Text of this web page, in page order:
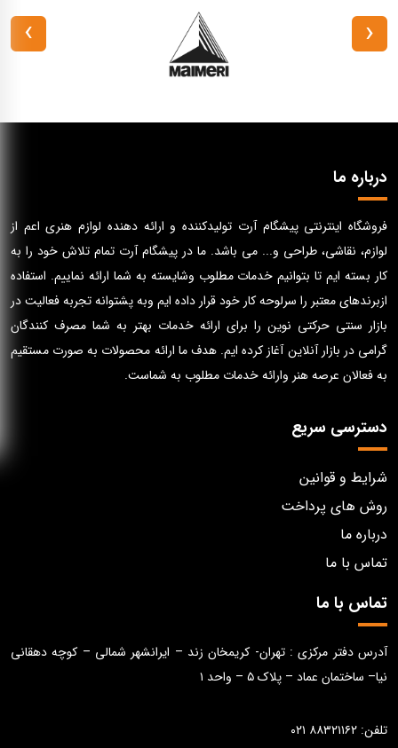
‹
›
درباره ما
فروشگاه اینترنتی پیشگام آرت تولیدکننده و ارائه دهنده لوازم هنری اعم از
لوازم، نقاشی، طراحی و... می باشد. ما در پیشگام آرت تمام تلاش خود را به
کار بسته ایم تا بتوانیم خدمات مطلوب وشایسته به شما ارائه نماییم. استفاده
ازبرندهای معتبر را سرلوحه کار خود قرار داده ایم وبه پشتوانه تجربه فعالیت در
بازار سنتی حرکتی نوین را برای ارائه خدمات بهتر به شما مصرف کنندگان
گرامی در بازار آنلاین آغاز کرده ایم. هدف ما ارائه محصولات به صورت مستقیم
به فعالان عرصه هنر وارائه خدمات مطلوب به شماست.
دسترسی سریع
شرایط و قوانین
روش های پرداخت
درباره ما
تماس با ما
تماس با ما
آدرس دفتر مرکزی : تهران- کریمخان زند – ایرانشهر شمالی – کوچه دهقانی
نیا– ساختمان عماد – پلاک ۵ – واحد ۱
تلفن: ۸۸۳۲۱۱۶۲ ۰۲۱